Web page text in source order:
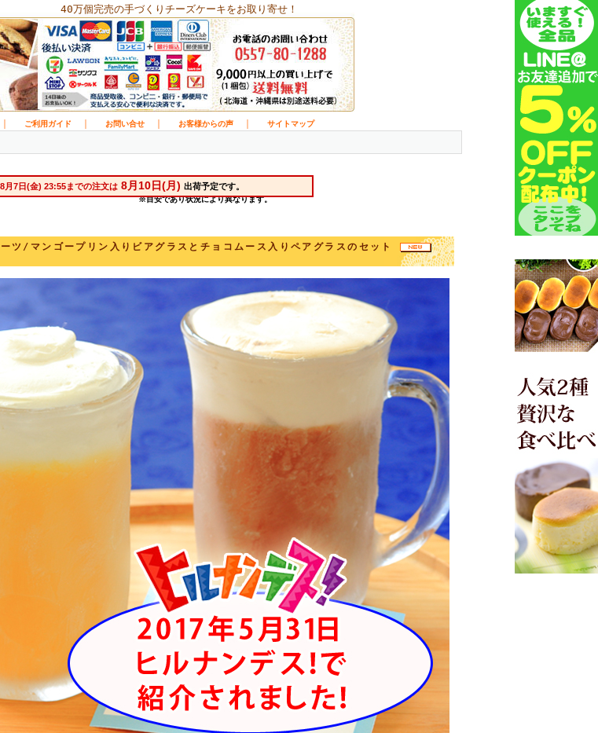
40万個完売の手づくりチーズケーキをお取り寄せ！
ご利用ガイド お問い合せ お客様からの声 サイトマップ
ーツ/マンゴープリン入りビアグラスとチョコムース入りペアグラスのセット